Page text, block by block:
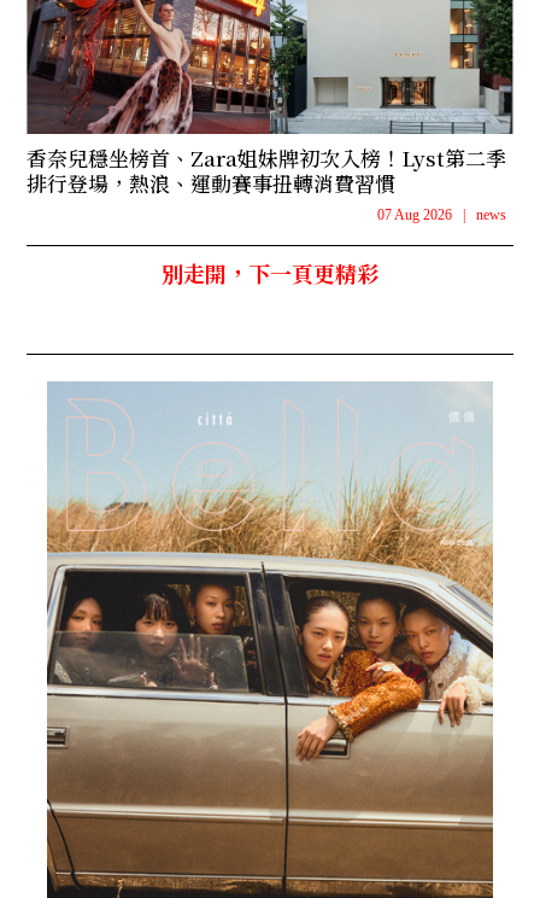
香奈兒穩坐榜首、Zara姐妹牌初次入榜！Lyst第二季
排行登場，熱浪、運動賽事扭轉消費習慣
07 Aug 2026 news
別走開，下一頁更精彩